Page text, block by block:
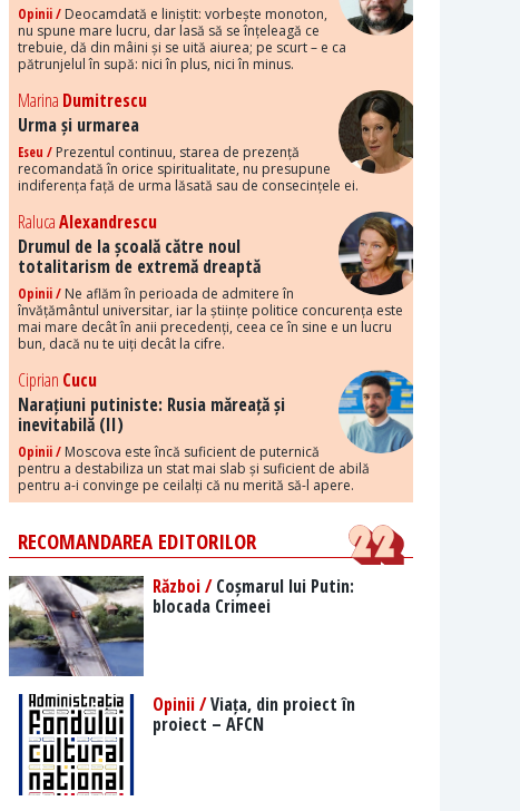
Opinii / Deocamdată e liniștit: vorbește monoton,
nu spune mare lucru, dar lasă să se înțeleagă ce
trebuie, dă din mâini și se uită aiurea; pe scurt – e ca
pătrunjelul în supă: nici în plus, nici în minus.
Marina Dumitrescu
Urma și urmarea
Eseu / Prezentul continuu, starea de prezență
recomandată în orice spiritualitate, nu presupune
indiferența față de urma lăsată sau de consecințele ei.
RalucaAlexandrescu
Drumul de la școală către noul
totalitarism de extremă dreaptă
Opinii / Ne aflăm în perioada de admitere în
învățământul universitar, iar la științe politice concurența este
mai mare decât în anii precedenți, ceea ce în sine e un lucru
bun, dacă nu te uiți decât la cifre.
Ciprian Cucu
Narațiuni putiniste: Rusia măreață și
inevitabilă (II)
Opinii / Moscova este încă suficient de puternică
pentru a destabiliza un stat mai slab și suficient de abilă
pentru a-i convinge pe ceilalți că nu merită să-l apere.
RECOMANDAREA EDITORILOR
Război /Coșmarul lui Putin:
blocada Crimeei
Opinii /Viața, din proiect în
proiect – AFCN